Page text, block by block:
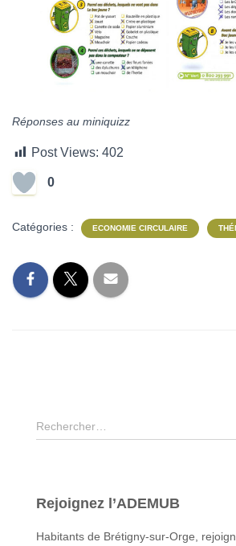
Réponses au miniquizz
Post Views: 402
0
Catégories : ECONOMIE CIRCULAIRE
R
e
r
Rechercher…
Rejoignez l’ADEMUB
Habitants de Brétigny-sur-Orge,